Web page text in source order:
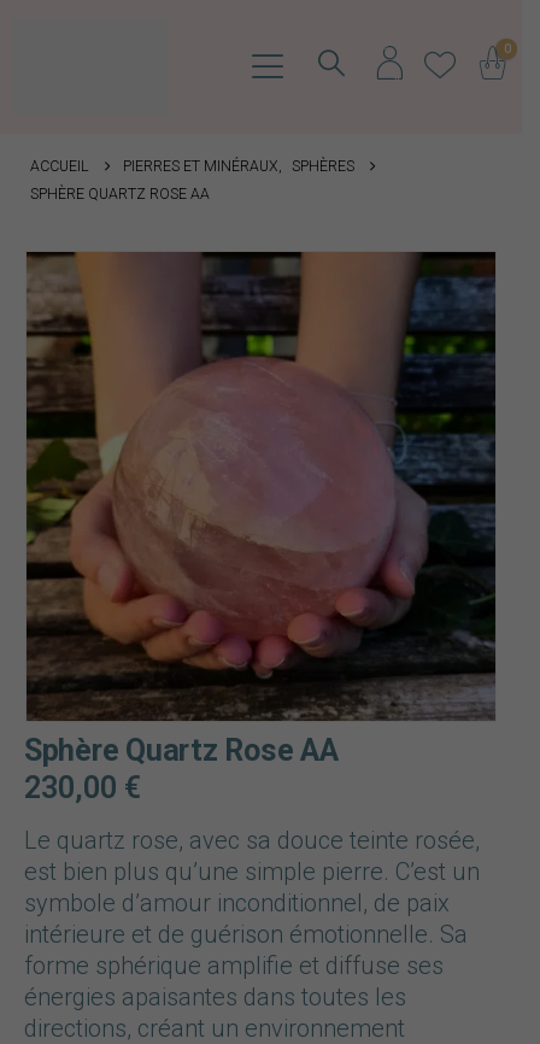
0
ACCUEIL PIERRES ET MINÉRAUX,
SPHÈRES
SPHÈRE QUARTZ ROSE AA
Sphère Quartz Rose AA
230,00 €
Le quartz rose, avec sa douce teinte rosée,
est bien plus qu’une simple pierre. C’est un
symbole d’amour inconditionnel, de paix
intérieure et de guérison émotionnelle. Sa
forme sphérique amplifie et diffuse ses
énergies apaisantes dans toutes les
directions, créant un environnement